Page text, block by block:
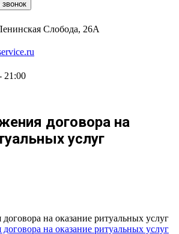
звонок
Слобода, 26А
21:00
договора на
услуг
на оказание ритуальных услуг